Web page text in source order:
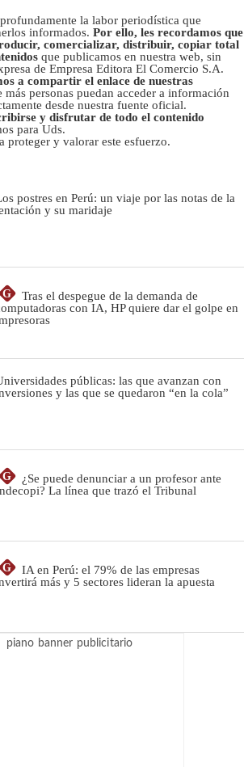
la labor periodística que
informados. Por ello, les recordamos que
comercializar, distribuir, copiar total
que publicamos en nuestra web, sin
de Empresa Editora El Comercio S.A.
a compartir el enlace de nuestras
más personas puedan acceder a información
desde nuestra fuente oficial.
y disfrutar de todo el contenido
para Uds.
proteger y valorar este esfuerzo.
postres en Perú: un viaje por las notas de la
y su maridaje
G
Tras el despegue de la demanda de
con IA, HP quiere dar el golpe en
públicas: las que avanzan con
y las que se quedaron “en la cola”
G
¿Se puede denunciar a un profesor ante
La línea que trazó el Tribunal
G
IA en Perú: el 79% de las empresas
más y 5 sectores lideran la apuesta